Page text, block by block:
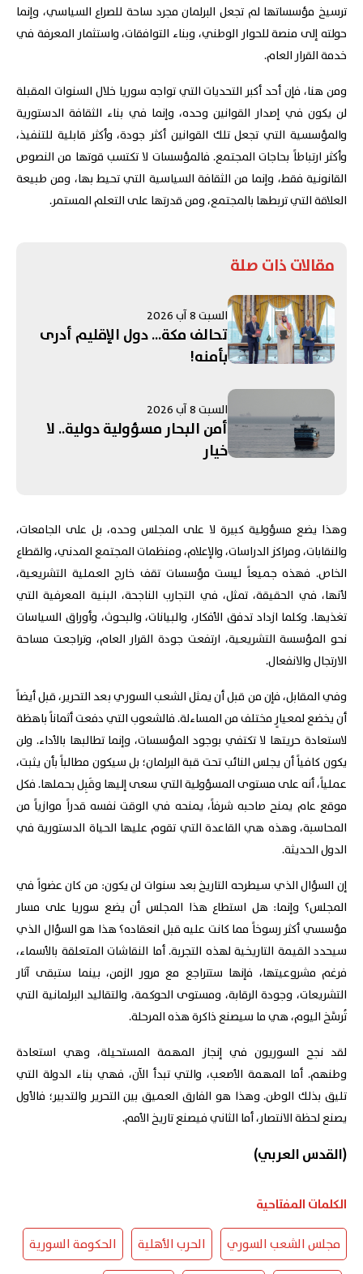
ترسيخ مؤسساتها لم تجعل البرلمان مجرد ساحة للصراع السياسي، وإنما
حولته إلى منصة للحوار الوطني، وبناء التوافقات، واستثمار المعرفة في
خدمة القرار العام.
ومن هنا، فإن أحد أكبر التحديات التي تواجه سوريا خلال السنوات المقبلة
لن يكون في إصدار القوانين وحده، وإنما في بناء الثقافة الدستورية
والمؤسسية التي تجعل تلك القوانين أكثر جودة، وأكثر قابلية للتنفيذ،
وأكثر ارتباطاً بحاجات المجتمع. فالمؤسسات لا تكتسب قوتها من النصوص
القانونية فقط، وإنما من الثقافة السياسية التي تحيط بها، ومن طبيعة
العلاقة التي تربطها بالمجتمع، ومن قدرتها على التعلم المستمر.
مقالات ذات صلة
السبت 8 آب 2026
تحالف مكة... دول الإقليم أدرى
بأمنه!
السبت 8 آب 2026
أمن البحار مسؤولية دولية.. لا
خيار
وهذا يضع مسؤولية كبيرة لا على المجلس وحده، بل على الجامعات،
والنقابات، ومراكز الدراسات، والإعلام، ومنظمات المجتمع المدني، والقطاع
الخاص. فهذه جميعاً ليست مؤسسات تقف خارج العملية التشريعية،
لأنها، في الحقيقة، تمثل، في التجارب الناجحة، البنية المعرفية التي
تغذيها. وكلما ازداد تدفق الأفكار، والبيانات، والبحوث، وأوراق السياسات
نحو المؤسسة التشريعية، ارتفعت جودة القرار العام، وتراجعت مساحة
الارتجال والانفعال.
وفي المقابل، فإن من قبل أن يمثل الشعب السوري بعد التحرير، قبل أيضاً
أن يخضع لمعيارٍ مختلف من المساءلة. فالشعوب التي دفعت أثماناً باهظة
لاستعادة حريتها لا تكتفي بوجود المؤسسات، وإنما تطالبها بالأداء. ولن
يكون كافياً أن يجلس النائب تحت قبة البرلمان؛ بل سيكون مطالباً بأن يثبت،
عملياً، أنه على مستوى المسؤولية التي سعى إليها وقَبِل بحملها. فكل
موقع عام يمنح صاحبه شرفاً، يمنحه في الوقت نفسه قدراً موازياً من
المحاسبة، وهذه هي القاعدة التي تقوم عليها الحياة الدستورية في
الدول الحديثة.
إن السؤال الذي سيطرحه التاريخ بعد سنوات لن يكون: من كان عضواً في
المجلس؟ وإنما: هل استطاع هذا المجلس أن يضع سوريا على مسار
مؤسسي أكثر رسوخاً مما كانت عليه قبل انعقاده؟ هذا هو السؤال الذي
سيحدد القيمة التاريخية لهذه التجربة. أما النقاشات المتعلقة بالأسماء،
فرغم مشروعيتها، فإنها ستتراجع مع مرور الزمن، بينما ستبقى آثار
التشريعات، وجودة الرقابة، ومستوى الحوكمة، والتقاليد البرلمانية التي
تُرسَّخ اليوم، هي ما سيصنع ذاكرة هذه المرحلة.
لقد نجح السوريون في إنجاز المهمة المستحيلة، وهي استعادة
وطنهم. أما المهمة الأصعب، والتي تبدأ الآن، فهي بناء الدولة التي
تليق بذلك الوطن. وهذا هو الفارق العميق بين التحرير والتدبير؛ فالأول
يصنع لحظة الانتصار، أما الثاني فيصنع تاريخ الأمم.
(القدس العربي)
الكلمات المفتاحية
مجلس الشعب السوري الحرب الأهلية الحكومة السورية